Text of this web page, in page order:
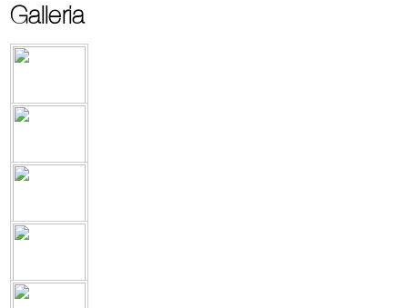
Galleria